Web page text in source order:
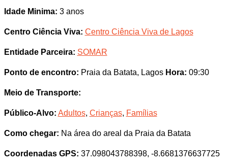
Idade Minima: 3 anos
Centro Ciência Viva: Centro Ciência Viva de Lagos
Entidade Parceira: SOMAR
Ponto de encontro: Praia da Batata, Lagos Hora: 09:30
Meio de Transporte:
Público-Alvo: Adultos, Crianças, Famílias
Como chegar: Na área do areal da Praia da Batata
Coordenadas GPS: 37.098043788398, -8.6681376637725